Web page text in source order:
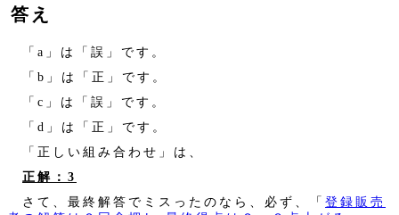
答え
「a」は「誤」です。
「b」は「正」です。
「c」は「誤」です。
「d」は「正」です。
「正しい組み合わせ」は、
正解：3
さて、最終解答でミスったのなら、必ず、「 登録販売